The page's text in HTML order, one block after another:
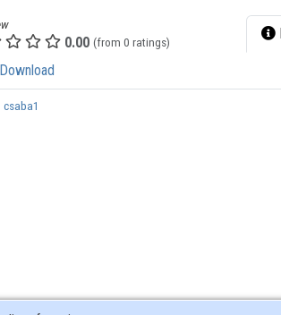
0.00 (from 0 ratings)
csaba1